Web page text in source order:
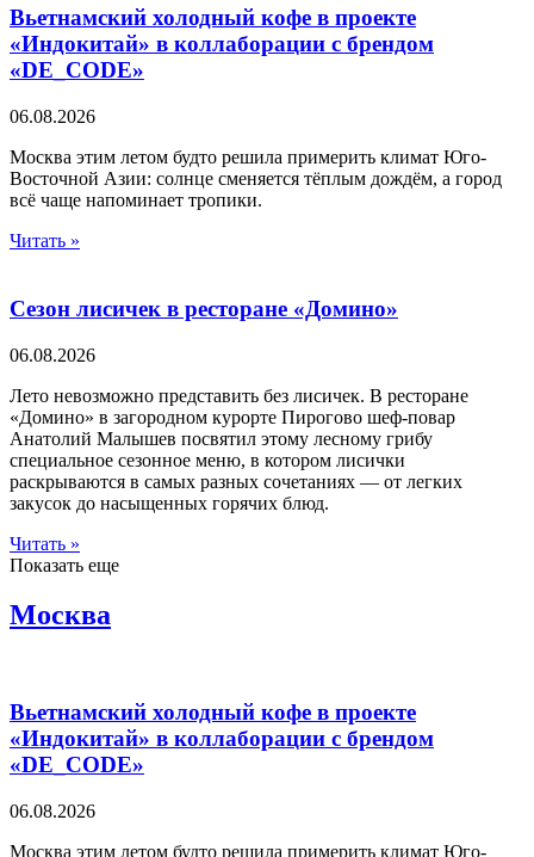
Вьетнамский холодный кофе в проекте
«Индокитай» в коллаборации с брендом
«DE_CODE»
06.08.2026
Москва этим летом будто решила примерить климат Юго-
Восточной Азии: солнце сменяется тёплым дождём, а город
всё чаще напоминает тропики.
Читать »
Сезон лисичек в ресторане «Домино»
06.08.2026
Лето невозможно представить без лисичек. В ресторане
«Домино» в загородном курорте Пирогово шеф-повар
Анатолий Малышев посвятил этому лесному грибу
специальное сезонное меню, в котором лисички
раскрываются в самых разных сочетаниях — от легких
закусок до насыщенных горячих блюд.
Читать »
Показать еще
Москва
Вьетнамский холодный кофе в проекте
«Индокитай» в коллаборации с брендом
«DE_CODE»
06.08.2026
Москва этим летом будто решила примерить климат Юго-